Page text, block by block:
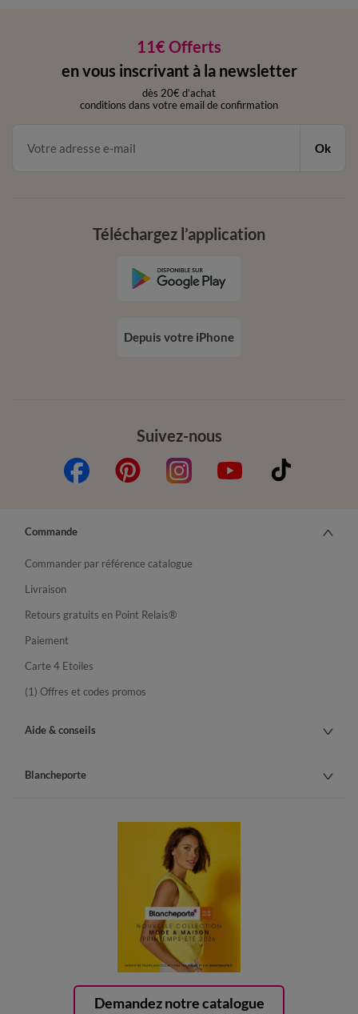
11€ Offerts
en vous inscrivant à la newsletter
dès 20€ d’achat
conditions dans votre email de confirmation
Ok
Suivez-nous
Téléchargez l’application
Depuis votre iPhone
Demandez notre catalogue
Commande
Commander par référence catalogue
Livraison
Retours gratuits en Point Relais®
Paiement
Carte 4 Etoiles
(1) Offres et codes promos
Aide & conseils
Blancheporte